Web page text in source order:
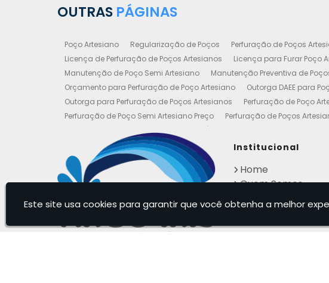
OUTRAS PÁGINAS
Poço Artesiano Regularização de Poços Perfuração de Poços
Licença de Perfuração de Poços Artesianos
Licença para Furar Poço
Manutenção de Poço Semi Artesiano
Manutenção Preventiva de
Orçamento para Perfuração de Poço Artesiano
Outorga DAEE para
Outorga para Perfuração de Poços Artesianos
Perfuração de Poço
Perfuração de Poço Semi Artesiano Preço
Perfuração de Poços
Perfuração e Construção de Poços de Água
Poço Artesiano Valor Metro
Poço Semi Artesiano Manutenção
Outorgas e Licenças de Poços Artesianos
Empresa de Poço Artesiano
Legalização de Poço Artesiano
Regularização de Poços Artesianos
Empresa de Manutenção de Poço
Poço Artesiano Legalizado
Poço Artesiano Residencial Conserto
Institucional
Home
Quem Somos
Contato
Este site usa cookies para garantir que você obtenha a melhor